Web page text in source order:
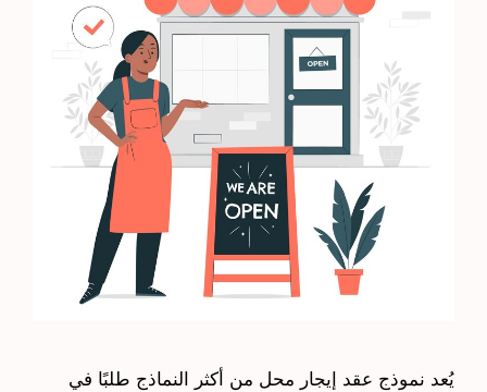
يُعد نموذج عقد إيجار محل من أكثر النماذج طلبًا في